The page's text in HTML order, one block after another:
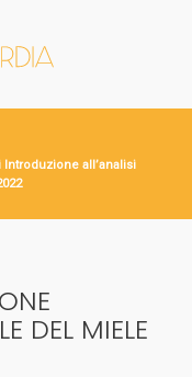
Introduzione all’analisi
DEL MIELE